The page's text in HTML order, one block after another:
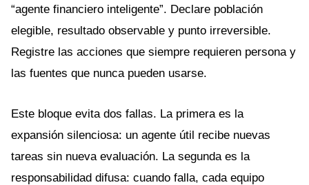
“agente financiero inteligente”. Declare población
elegible, resultado observable y punto irreversible.
Registre las acciones que siempre requieren persona y
las fuentes que nunca pueden usarse.
Este bloque evita dos fallas. La primera es la
expansión silenciosa: un agente útil recibe nuevas
tareas sin nueva evaluación. La segunda es la
responsabilidad difusa: cuando falla, cada equipo